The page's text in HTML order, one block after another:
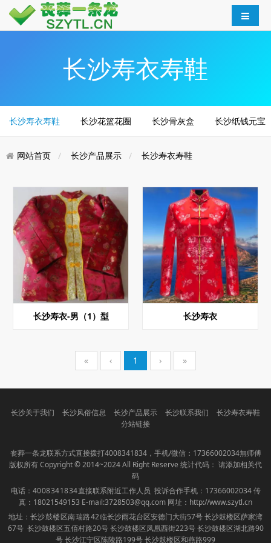
长沙寿衣寿鞋
长沙寿衣寿鞋 长沙花篮花圈 长沙骨灰盒 长沙纸钱元宝
网站首页 长沙产品展示 长沙寿衣寿鞋
长沙寿衣-男（1）型 长沙寿衣
« ‹ 1 › »
长沙关于我们 长沙风俗信息 长沙产品展示 长沙联系我们
长沙寿衣寿鞋
分站链接
丧葬一条龙联系方式直接拨打4008341834，手机/微信：17366002034無师傅
版权所有 Copyright © 2014~2024 All Right Reserve 统计代码： 请添加相关代
码
电话： 4008341834直接联系附近工作人员 投诉合作手机：17366002034 传
真：18021549153 E-mail:3728503@qq.com 网址： http://www.szytl.cn
地址： 长沙鼓楼区南瑞路42临长沙雨花台区安德门大街57号 长沙鼓楼区萨家湾
67号 长沙鼓楼区五佰村路20号 长沙鼓楼区凤凰西街223号 长沙鼓楼区湖北路90
号 长沙江宁区陈陵路199号 长沙鼓楼区和燕路999